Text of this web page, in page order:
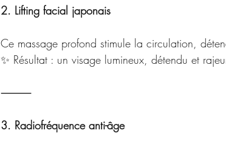
2. Lifting facial japonais
Ce massage profond stimule la circulation,
✨ Résultat : un visage lumineux, détendu et
⸻
3. Radiofréquence anti-âge